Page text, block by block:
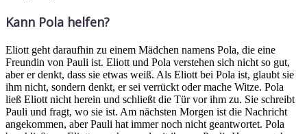
Kann Pola helfen?
Eliott geht daraufhin zu einem Mädchen namens Pola, die eine
Freundin von Pauli ist. Eliott und Pola verstehen sich nicht so gut,
aber er denkt, dass sie etwas weiß. Als Eliott bei Pola ist, glaubt sie
ihm nicht, sondern denkt, er sei verrückt oder mache Witze. Pola
ließ Eliott nicht herein und schließt die Tür vor ihm zu. Sie schreibt
Pauli und fragt, wo sie ist. Am nächsten Morgen ist die Nachricht
angekommen, aber Pauli hat immer noch nicht geantwortet. Pola